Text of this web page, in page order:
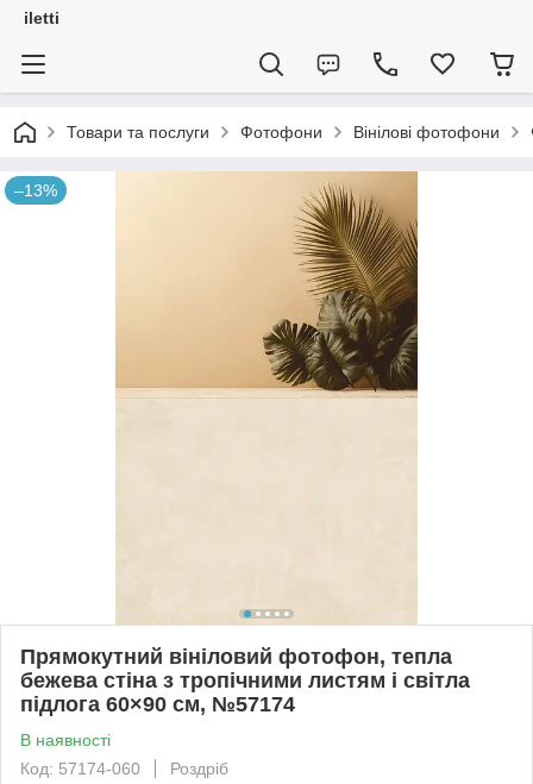
iletti
Товари та послуги Фотофони Вінілові фотофони
–13%
Прямокутний вініловий фотофон, тепла
бежева стіна з тропічними листям і світла
підлога 60×90 см, №57174
В наявності
Код: 57174-060
Роздріб